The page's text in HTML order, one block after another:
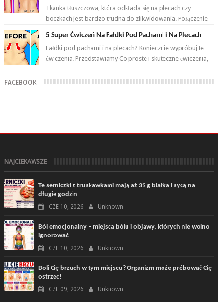
Tkanka tłuszczowa, która odkłada się na plecach czy
boczkach jest bardzo trudna do zlikwidowania. Połączenie
odpowiednich ćwiczeń oraz ...
5 Super Ćwiczeń Na Fałdki Pod Pachami i Na Plecach
Fałdki pod pachami i na plecach? Koniecznie wypróbuj te
ćwiczenia! Przedstawiamy Co proste i skuteczne ćwiczenia,
FACEBOOK
NAJCIEKAWSZE
Te serniczki z truskawkami mają aż 39 g białka i sycą na
długie godzin
CZE 10, 2026 Unknown
Ból emocjonalny – miejsca bólu i objawy, których nie wolno
ignorować
CZE 10, 2026 Unknown
Boli Cię brzuch w tym miejscu? Organizm może próbować Cię
ostrzec!
CZE 09, 2026 Unknown